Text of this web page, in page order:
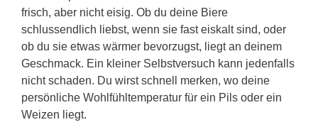
frisch, aber nicht eisig. Ob du deine Biere
schlussendlich liebst, wenn sie fast eiskalt sind, oder
ob du sie etwas wärmer bevorzugst, liegt an deinem
Geschmack. Ein kleiner Selbstversuch kann jedenfalls
nicht schaden. Du wirst schnell merken, wo deine
persönliche Wohlfühltemperatur für ein Pils oder ein
Weizen liegt.